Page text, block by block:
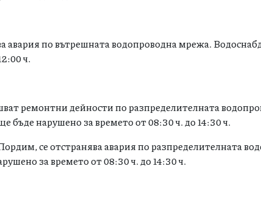
авария по вътрешната водопроводна мрежа.
ч.
ремонтни дейности по разпределителната
бъде нарушено за времето от 08:30 ч. до 14:30 ч.
се отстранява авария по разпределителната
за времето от 08:30 ч. до 14:30 ч.